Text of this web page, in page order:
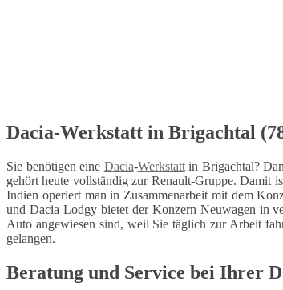
Dacia-Werkstatt in Brigachtal
Sie benötigen eine Dacia-Werkstattin Brigachtal?
gehört heute vollständig zur Renault-Gruppe. Damit
Indien operiert man in Zusammenarbeit mit dem
und Dacia Lodgy bietet der Konzern Neuwagen in
Auto angewiesen sind, weil Sie täglich zur Arbeit
gelangen.
Beratung und Service bei Ihrer